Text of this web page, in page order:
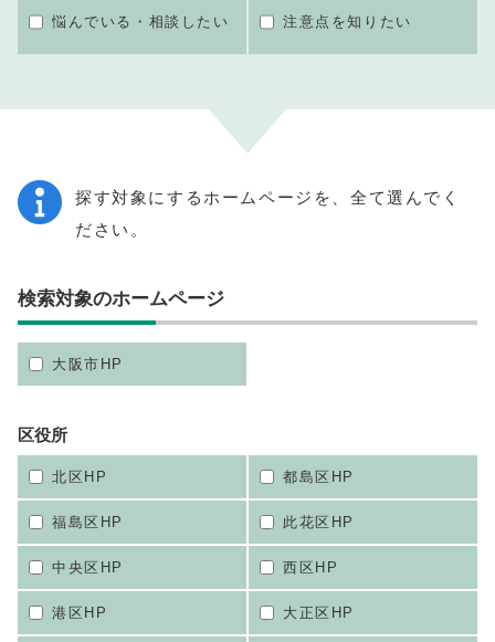
悩んでいる・相談したい 注意点を知りたい
探す対象にするホームページを、全て選んでく
ださい。
検索対象のホームページ
大阪市HP
区役所
北区HP 都島区HP
福島区HP 此花区HP
中央区HP 西区HP
港区HP 大正区HP